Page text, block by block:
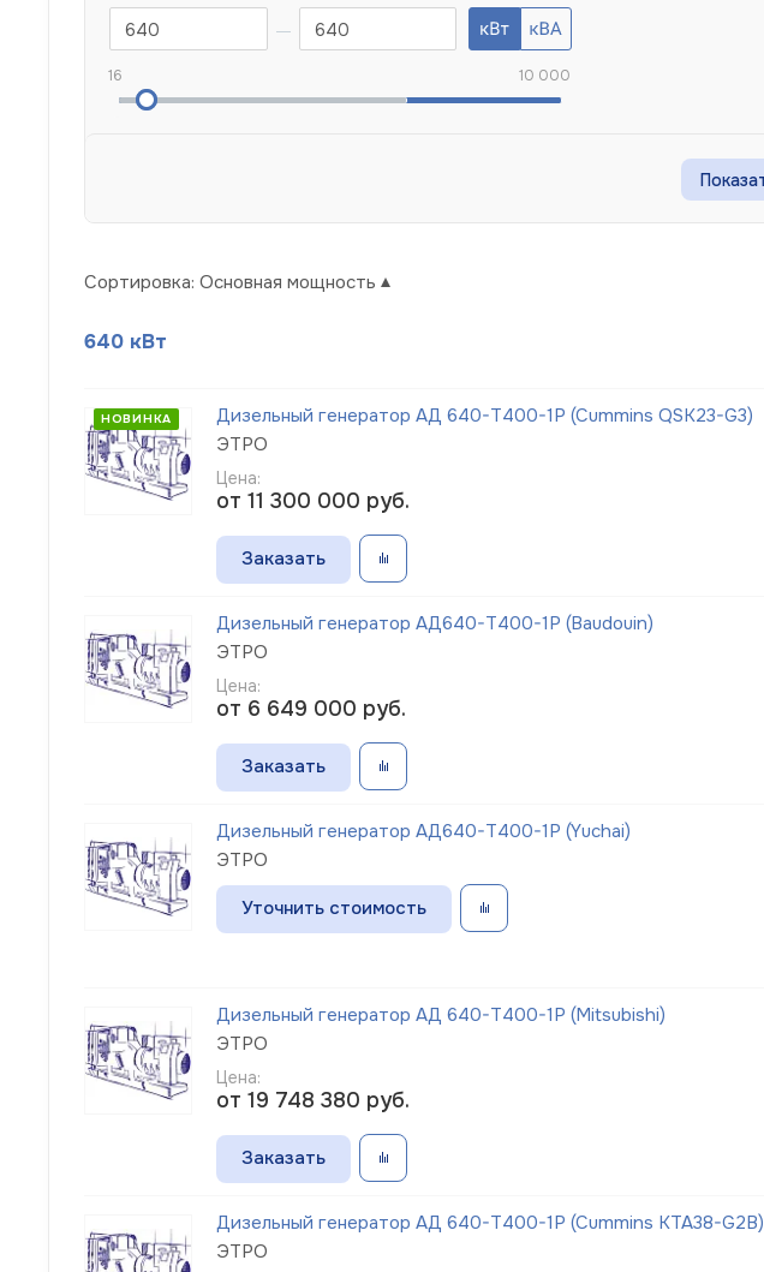
16 10 000
Сортировка: Основная мощность
640 кВт
НОВИНКА
Дизельный генератор АД 640-Т400-1Р (Cummins QSK23-G3)
ЭТРО
Цена:
от 11 300 000 руб.
Заказать
Дизельный генератор АД640-Т400-1Р (Baudouin)
ЭТРО
Цена:
от 6 649 000 руб.
Заказать
Дизельный генератор АД640-Т400-1Р (Yuchai)
ЭТРО
Уточнить стоимость
Дизельный генератор АД 640-Т400-1Р (Mitsubishi)
ЭТРО
Цена:
от 19 748 380 руб.
Заказать
Дизельный генератор АД 640-Т400-1Р (Cummins KTA38-G2B)
ЭТРО